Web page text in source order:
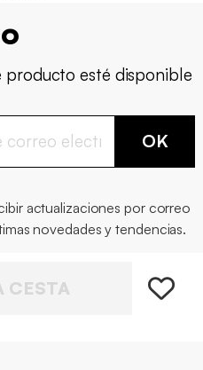
producto esté disponible
OK
actualizaciones por correo
novedades y tendencias.
CESTA